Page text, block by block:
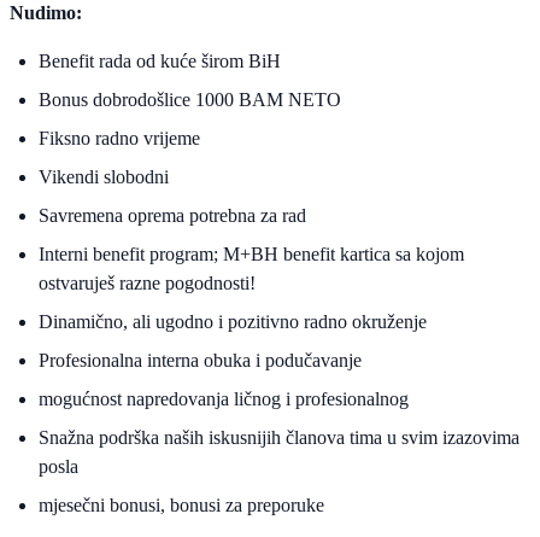
Nudimo:
Benefit rada od kuće širom BiH
Bonus dobrodošlice 1000 BAM NETO
Fiksno radno vrijeme
Vikendi slobodni
Savremena oprema potrebna za rad
Interni benefit program; M+BH benefit kartica sa kojom
ostvaruješ razne pogodnosti!
Dinamično, ali ugodno i pozitivno radno okruženje
Profesionalna interna obuka i podučavanje
mogućnost napredovanja ličnog i profesionalnog
Snažna podrška naših iskusnijih članova tima u svim izazovima
posla
mjesečni bonusi, bonusi za preporuke